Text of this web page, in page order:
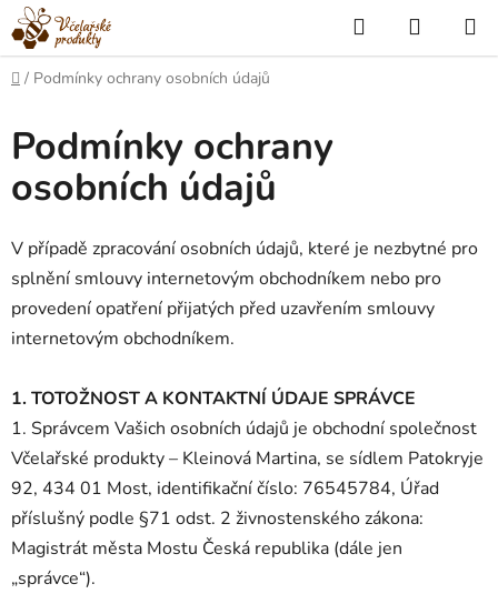
Přejít
na
obsah
Hledat
KOŠÍK
Domů
/ Podmínky ochrany osobních údajů
Podmínky ochrany
osobních údajů
V případě zpracování osobních údajů, které je nezbytné pro
splnění smlouvy internetovým obchodníkem nebo pro
provedení opatření přijatých před uzavřením smlouvy
internetovým obchodníkem.
1. TOTOŽNOST A KONTAKTNÍ ÚDAJE SPRÁVCE
1. Správcem Vašich osobních údajů je obchodní společnost
Včelařské produkty – Kleinová Martina, se sídlem Patokryje
92, 434 01 Most, identifikační číslo: 76545784, Úřad
příslušný podle §71 odst. 2 živnostenského zákona:
Magistrát města Mostu Česká republika (dále jen
„správce“).